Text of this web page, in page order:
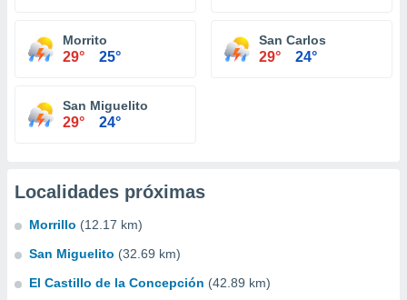
Morrito
29° 25°
San Carlos
29° 24°
San Miguelito
29° 24°
Localidades próximas
Morrillo (12.17 km)
San Miguelito (32.69 km)
El Castillo de la Concepción (42.89 km)